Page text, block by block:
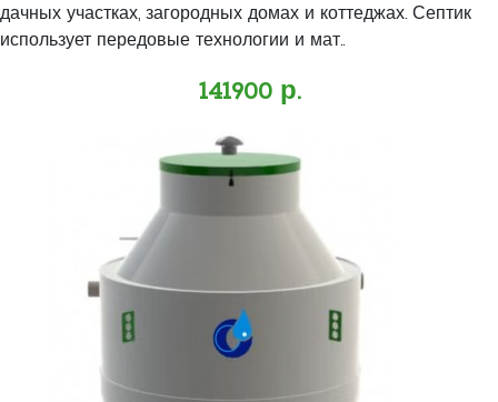
дачных участках, загородных домах и коттеджах. Септик
использует передовые технологии и мат..
141900 р.